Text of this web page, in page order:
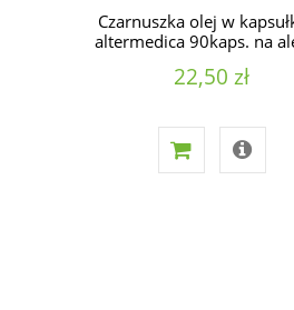
Czarnuszka olej w
altermedica 90kaps. na
22,50 zł